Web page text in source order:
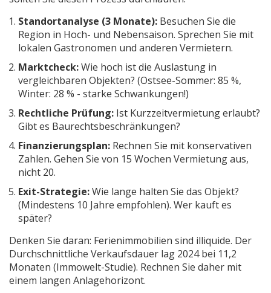
Standortanalyse (3 Monate): Besuchen Sie die
Region in Hoch- und Nebensaison. Sprechen Sie mit
lokalen Gastronomen und anderen Vermietern.
Marktcheck:Wie hoch ist die Auslastung in
vergleichbaren Objekten? (Ostsee-Sommer: 85 %,
Winter: 28 % - starke Schwankungen!)
Rechtliche Prüfung: Ist Kurzzeitvermietung erlaubt?
Gibt es Baurechtsbeschränkungen?
Finanzierungsplan: Rechnen Sie mit konservativen
Zahlen. Gehen Sie von 15 Wochen Vermietung aus,
nicht 20.
Exit-Strategie:Wie lange halten Sie das Objekt?
(Mindestens 10 Jahre empfohlen). Wer kauft es
später?
Denken Sie daran: Ferienimmobilien sind illiquide. Der
Durchschnittliche Verkaufsdauer lag 2024 bei 11,2
Monaten (Immowelt-Studie). Rechnen Sie daher mit
einem langen Anlagehorizont.